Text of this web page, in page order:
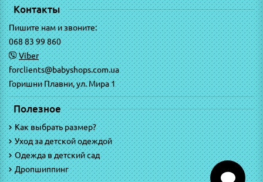
Контакты
Пишите нам и звоните:
068 83 99 860
Viber
forclients@babyshops.com.ua
Горишни Плавни, ул. Мира 1
Полезное
Как выбрать размер?
Уход за детской одеждой
Одежда в детский сад
Дропшиппинг